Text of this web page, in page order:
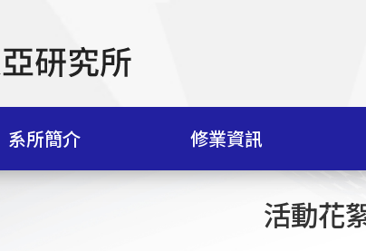
系所簡介 修業資訊
活動花